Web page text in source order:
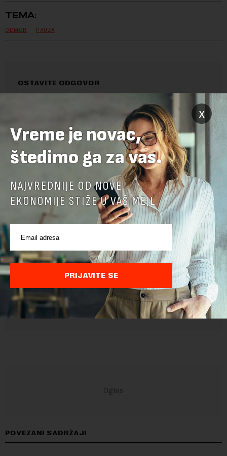
TEMA:
ODMOR PAUZA
OSTAVITE ODGOVOR
Pre slanja komentara, molimo vas da se upoznate sa
pravilima komentarisanja i pravilima korišćenja sajta.
Sajt je zaštićen pomocu reCaptcha i Google.
Google Politika
su primenjeni.
POVEZANI SADRŽAJI
x
Vreme je novac,
štedimo ga za vas.
NAJVREDNIJE OD NOVE
EKONOMIJE STIŽE U VAŠ MEJL.
PRIJAVITE SE